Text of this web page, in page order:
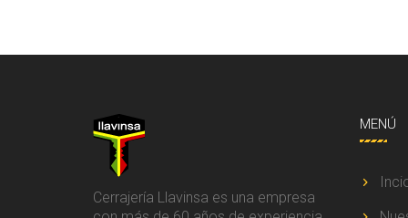
Cerrajería Llavinsa es una empresa
MENÚ